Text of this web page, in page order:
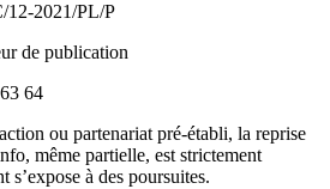
12-2021/PL/P
de publication
64
ou partenariat pré-établi, la reprise
même partielle, est strictement
à des poursuites.